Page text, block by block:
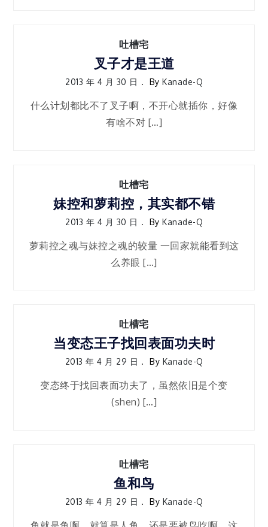
吐槽宅
叉子才是王道
2013 年 4 月 30 日 By Kanade-Q
什么计划都比不了叉子啊，不开心就插你，好像
有啥不对 […]
吐槽宅
妹控和萝莉控，其实都不错
2013 年 4 月 30 日 By Kanade-Q
萝莉控之魂与妹控之魂的较量 一回家就能看到这
么养眼 […]
吐槽宅
当变态王子找回表面功夫时
2013 年 4 月 29 日 By Kanade-Q
变态终于找回表面功夫了，虽然依旧是个变
(shen) […]
吐槽宅
鱼和鸟
2013 年 4 月 29 日 By Kanade-Q